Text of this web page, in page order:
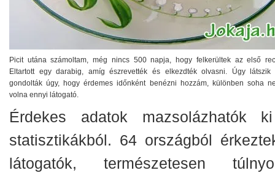
Picit utána számoltam, még nincs 500 napja, hogy felkerültek az első
Eltartott egy darabig, amíg észrevették és elkezdték olvasni. Úgy látszik
gondolták úgy, hogy érdemes időnként benézni hozzám, különben soha
volna ennyi látogató.
Érdekes adatok mazsolázhatók
statisztikákból. 64 országból
látogatók, természetesen